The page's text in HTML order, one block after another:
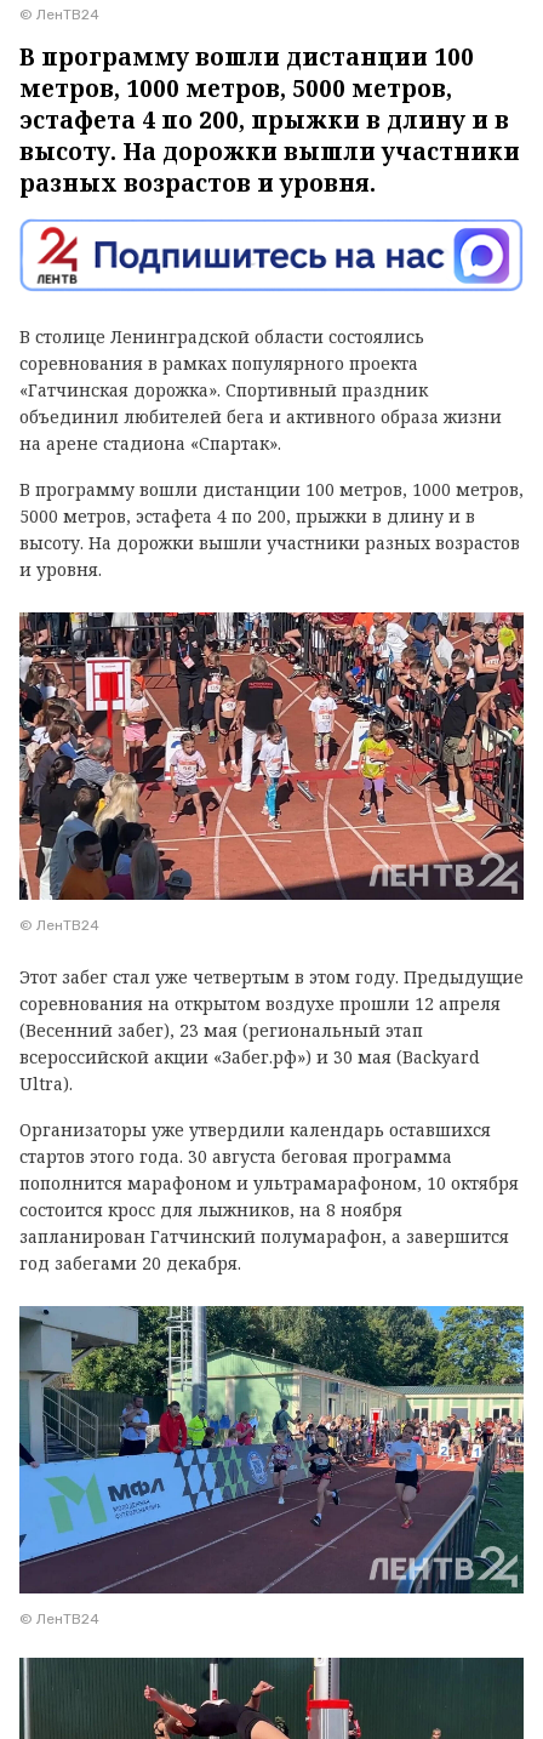
© ЛенТВ24
В программу вошли дистанции 100
метров, 1000 метров, 5000 метров,
эстафета 4 по 200, прыжки в длину и в
высоту. На дорожки вышли участники
разных возрастов и уровня.
В столице Ленинградской области состоялись
соревнования в рамках популярного проекта
«Гатчинская дорожка». Спортивный праздник
объединил любителей бега и активного образа жизни
на арене стадиона «Спартак».
В программу вошли дистанции 100 метров, 1000 метров,
5000 метров, эстафета 4 по 200, прыжки в длину и в
высоту. На дорожки вышли участники разных возрастов
и уровня.
© ЛенТВ24
Этот забег стал уже четвертым в этом году. Предыдущие
соревнования на открытом воздухе прошли 12 апреля
(Весенний забег), 23 мая (региональный этап
всероссийской акции «Забег.рф») и 30 мая (Backyard
Ultra).
Организаторы уже утвердили календарь оставшихся
стартов этого года. 30 августа беговая программа
пополнится марафоном и ультрамарафоном, 10 октября
состоится кросс для лыжников, на 8 ноября
запланирован Гатчинский полумарафон, а завершится
год забегами 20 декабря.
© ЛенТВ24